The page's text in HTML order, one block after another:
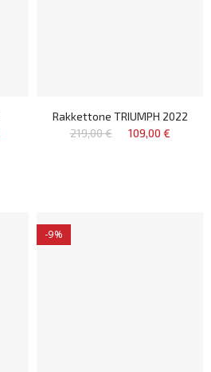
Rakkettone TRIUMPH 2022
219,00 €
109,00 €
-9%